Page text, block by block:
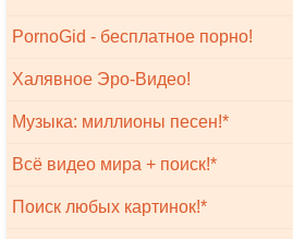
PornoGid - бесплатное порно!
Халявное Эро-Видео!
Музыка: миллионы песен!*
Всё видео мира + поиск!*
Поиск любых картинок!*